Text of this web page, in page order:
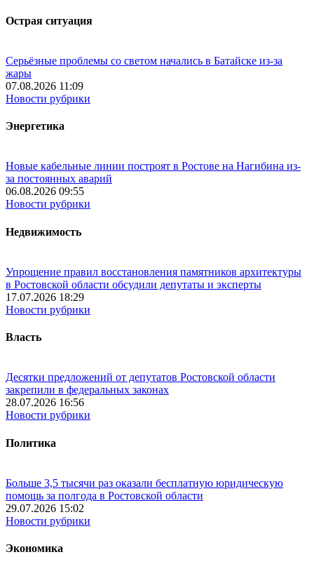
Острая ситуация
Серьёзные проблемы со светом начались в Батайске из-за
жары
07.08.2026 11:09
Новости рубрики
Энергетика
Новые кабельные линии построят в Ростове на Нагибина из-
за постоянных аварий
06.08.2026 09:55
Новости рубрики
Недвижимость
Упрощение правил восстановления памятников архитектуры
в Ростовской области обсудили депутаты и эксперты
17.07.2026 18:29
Новости рубрики
Власть
Десятки предложений от депутатов Ростовской области
закрепили в федеральных законах
28.07.2026 16:56
Новости рубрики
Политика
Больше 3,5 тысячи раз оказали бесплатную юридическую
помощь за полгода в Ростовской области
29.07.2026 15:02
Новости рубрики
Экономика